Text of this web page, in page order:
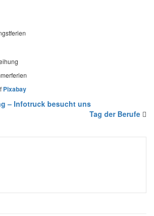
Pixabay
– Infotruck besucht uns
Tag der Berufe